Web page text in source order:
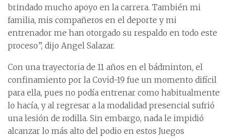
brindado mucho apoyo en la carrera. También mi
familia, mis compañeros en el deporte y mi
entrenador me han otorgado su respaldo en todo este
proceso”, dijo Angel Salazar.
Con una trayectoria de 11 años en el bádminton, el
confinamiento por la Covid-19 fue un momento difícil
para ella, pues no podía entrenar como habitualmente
lo hacía, y al regresar a la modalidad presencial sufrió
una lesión de rodilla. Sin embargo, nada le impidió
alcanzar lo más alto del podio en estos Juegos